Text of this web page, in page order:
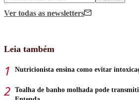
Ver todas as newsletters
Leia também
Nutricionista ensina como evitar
Toalha de banho molhada pode